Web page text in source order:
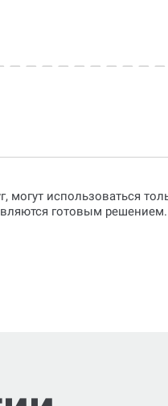
могут использоваться
готовым решением.